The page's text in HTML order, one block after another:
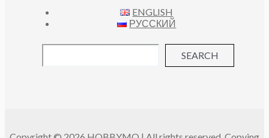
ENGLISH
РУССКИЙ
SEARCH